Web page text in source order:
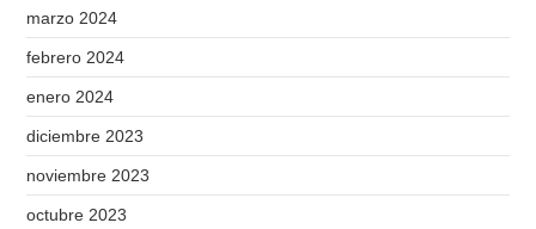
marzo 2024
febrero 2024
enero 2024
diciembre 2023
noviembre 2023
octubre 2023